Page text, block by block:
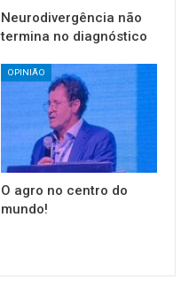
Neurodivergência não
termina no diagnóstico
OPINIÃO
O agro no centro do
mundo!